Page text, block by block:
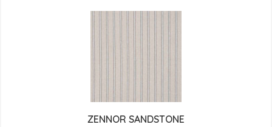
ZENNOR SANDSTONE